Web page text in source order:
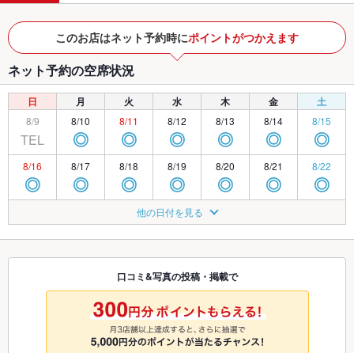
このお店はネット予約時にポイントがつかえます
ネット予約の空席状況
日 月 火 水 木 金 土
8/9
TEL
8/10
◎
8/11
◎
8/12
◎
8/13
◎
8/14
◎
8/15
◎
8/16
◎
8/17
◎
8/18
◎
8/19
◎
8/20
◎
8/21
◎
8/22
◎
◎ ◎
8/25
◎
8/26
◎
8/27
◎ ◎ ◎
8/30 8/31 9/1
◎
9/2
◎
9/3
◎
9/4 9/5
9/8
◎ ◎ ◎ ◎
他の日付を見る
口コミ&写真の投稿・掲載で